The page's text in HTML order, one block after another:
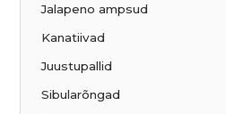
Jalapeno ampsud
Kanatiivad
Juustupallid
Sibularõngad